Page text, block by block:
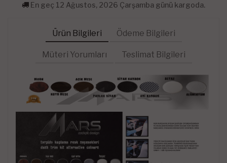
En geç 12 Ağustos, 2026 Çarşamba günü kargoda.
Ürün Bilgileri Ödeme Bilgileri
Müteri Yorumları Teslimat Bilgileri